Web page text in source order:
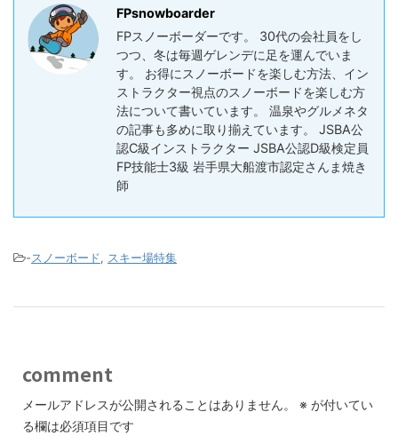
FPsnowboarder
FPスノーボーダーです。 30代の会社員をし
つつ、冬は毎週ゲレンデに足を運んでいま
す。 お得にスノーボードを楽しむ方法、イン
ストラクター視点のスノーボードを楽しむ方
法について書いています。 温泉やグルメネタ
の記事も多めに取り揃えています。 JSBA公
認C級インストラクター JSBA公認D級検定員
FP技能士3級 岩手県大船渡市認定さんま焼き
師
-スノーボード, スキー場特集
comment
メールアドレスが公開されることはありません。 ※ が付いてい
る欄は必須項目です